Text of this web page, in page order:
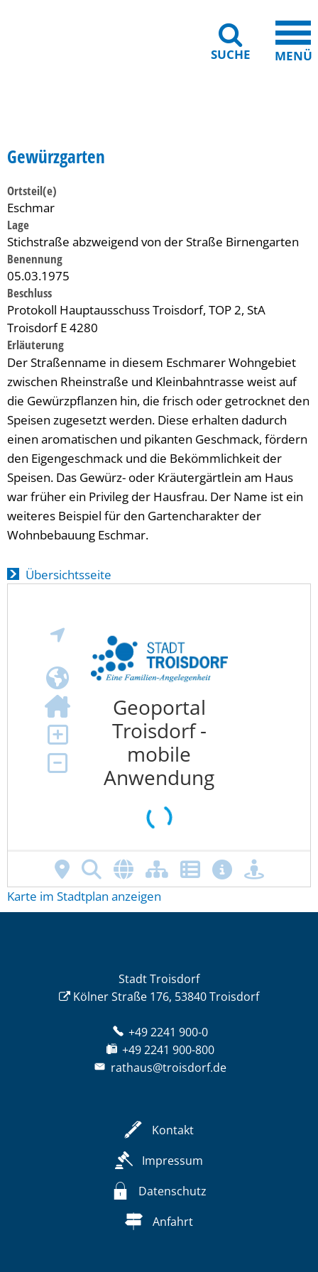
SUCHE MENÜ
Gewürzgarten
Ortsteil(e)
Eschmar
Lage
Stichstraße abzweigend von der Straße Birnengarten
Benennung
05.03.1975
Beschluss
Protokoll Hauptausschuss Troisdorf, TOP 2, StA
Troisdorf E 4280
Erläuterung
Der Straßenname in diesem Eschmarer Wohngebiet
zwischen Rheinstraße und Kleinbahntrasse weist auf
die Gewürzpflanzen hin, die frisch oder getrocknet den
Speisen zugesetzt werden. Diese erhalten dadurch
einen aromatischen und pikanten Geschmack, fördern
den Eigengeschmack und die Bekömmlichkeit der
Speisen. Das Gewürz- oder Kräutergärtlein am Haus
war früher ein Privileg der Hausfrau. Der Name ist ein
weiteres Beispiel für den Gartencharakter der
Wohnbebauung Eschmar.
Übersichtsseite
Karte im Stadtplan anzeigen
Stadt Troisdorf
Kölner Straße 176, 53840 Troisdorf
+49 2241 900-0
+49 2241 900-800
rathaus@troisdorf.de
Kontakt
Impressum
Datenschutz
Anfahrt